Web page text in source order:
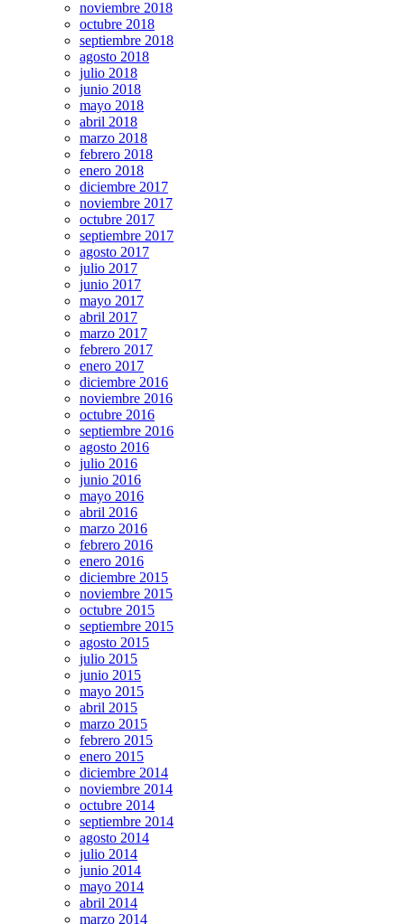
noviembre 2018
octubre 2018
septiembre 2018
agosto 2018
julio 2018
junio 2018
mayo 2018
abril 2018
marzo 2018
febrero 2018
enero 2018
diciembre 2017
noviembre 2017
octubre 2017
septiembre 2017
agosto 2017
julio 2017
junio 2017
mayo 2017
abril 2017
marzo 2017
febrero 2017
enero 2017
diciembre 2016
noviembre 2016
octubre 2016
septiembre 2016
agosto 2016
julio 2016
junio 2016
mayo 2016
abril 2016
marzo 2016
febrero 2016
enero 2016
diciembre 2015
noviembre 2015
octubre 2015
septiembre 2015
agosto 2015
julio 2015
junio 2015
mayo 2015
abril 2015
marzo 2015
febrero 2015
enero 2015
diciembre 2014
noviembre 2014
octubre 2014
septiembre 2014
agosto 2014
julio 2014
junio 2014
mayo 2014
abril 2014
marzo 2014